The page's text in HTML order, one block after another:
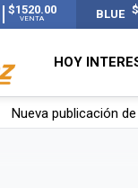
$1520.00
VENTA BLUE
HOY
Un joven murió